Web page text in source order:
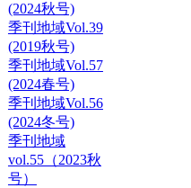
(2024秋号)
季刊地域Vol.39
(2019秋号)
季刊地域Vol.57
(2024春号)
季刊地域Vol.56
(2024冬号)
季刊地域
vol.55（2023秋
号）